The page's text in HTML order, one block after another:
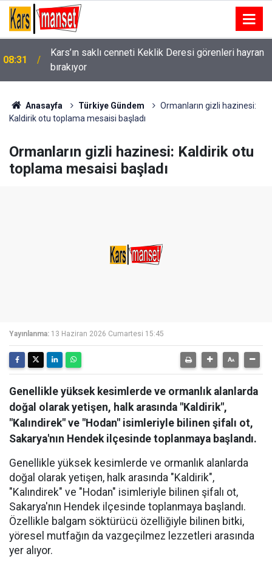
08:31
Kars’ın saklı cenneti Keklik Deresi görenleri hayran
bırakıyor
Anasayfa Türkiye Gündem
Ormanların gizli hazinesi:
Kaldirik otu toplama mesaisi başladı
Ormanların gizli hazinesi: Kaldirik otu
toplama mesaisi başladı
Yayınlanma: 13 Haziran 2026 Cumartesi 15:45
Genellikle yüksek kesimlerde ve ormanlık alanlarda
doğal olarak yetişen, halk arasında "Kaldirik",
"Kalındirek" ve "Hodan" isimleriyle bilinen şifalı ot,
Sakarya'nın Hendek ilçesinde toplanmaya başlandı.
Genellikle yüksek kesimlerde ve ormanlık alanlarda
doğal olarak yetişen, halk arasında "Kaldirik",
"Kalındirek" ve "Hodan" isimleriyle bilinen şifalı ot,
Sakarya'nın Hendek ilçesinde toplanmaya başlandı.
Özellikle balgam söktürücü özelliğiyle bilinen bitki,
yöresel mutfağın da vazgeçilmez lezzetleri arasında
yer alıyor.